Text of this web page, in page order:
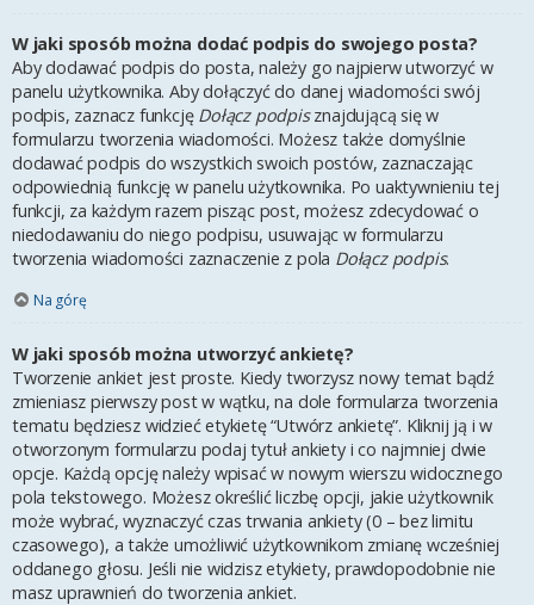
W jaki sposób można dodać podpis do swojego posta?
Aby dodawać podpis do posta, należy go najpierw utworzyć w
panelu użytkownika. Aby dołączyć do danej wiadomości swój
podpis, zaznacz funkcję Dołącz podpisznajdującą się w
formularzu tworzenia wiadomości. Możesz także domyślnie
dodawać podpis do wszystkich swoich postów, zaznaczając
odpowiednią funkcję w panelu użytkownika. Po uaktywnieniu tej
funkcji, za każdym razem pisząc post, możesz zdecydować o
niedodawaniu do niego podpisu, usuwając w formularzu
tworzenia wiadomości zaznaczenie z pola Dołącz podpis.
Na górę
W jaki sposób można utworzyć ankietę?
Tworzenie ankiet jest proste. Kiedy tworzysz nowy temat bądź
zmieniasz pierwszy post w wątku, na dole formularza tworzenia
tematu będziesz widzieć etykietę “Utwórz ankietę”. Kliknij ją i w
otworzonym formularzu podaj tytuł ankiety i co najmniej dwie
opcje. Każdą opcję należy wpisać w nowym wierszu widocznego
pola tekstowego. Możesz określić liczbę opcji, jakie użytkownik
może wybrać, wyznaczyć czas trwania ankiety (0 – bez limitu
czasowego), a także umożliwić użytkownikom zmianę wcześniej
oddanego głosu. Jeśli nie widzisz etykiety, prawdopodobnie nie
masz uprawnień do tworzenia ankiet.